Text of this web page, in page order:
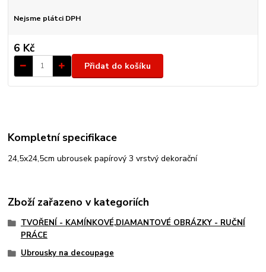
Nejsme plátci DPH
6 Kč
Přidat do košíku
Kompletní specifikace
24,5x24,5cm ubrousek papírový 3 vrstvý dekorační
Zboží zařazeno v kategoriích
TVOŘENÍ - KAMÍNKOVÉ,DIAMANTOVÉ OBRÁZKY - RUČNÍ
PRÁCE
Ubrousky na decoupage